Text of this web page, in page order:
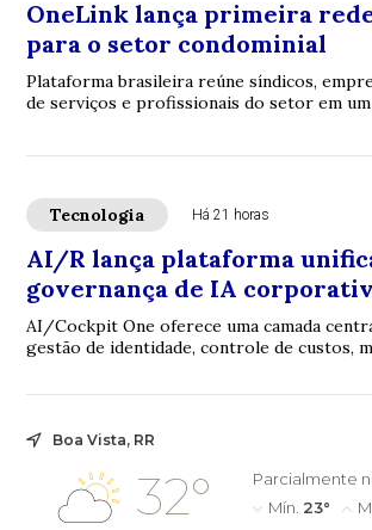
OneLink lança primeira
para o setor condominial
Plataforma brasileira reúne síndicos,
de serviços e profissionais do setor em
Tecnologia Há 21 horas
AI/R lança plataforma
governança de IA
AI/Cockpit One oferece uma camada
gestão de identidade, controle de custos,
Boa Vista, RR
32°
Parcialmente
Mín. 23°